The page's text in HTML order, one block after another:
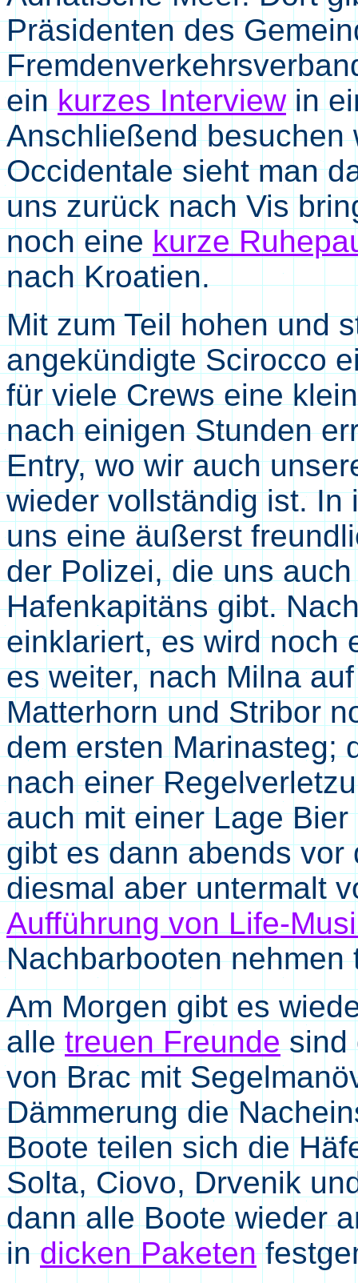
Präsidenten des
einkurzes Interviewin
Anschließend
Occidentale sieht man
uns zurück nach Vis
noch eine kurze
nach Kroatien.
Mit zum Teil hohen und
angekündigte Scirocco
für viele Crews eine
nach einigen Stunden
Entry, wo wir auch
wieder vollständig ist. In
uns eine äußerst
der Polizei, die uns
Hafenkapitäns gibt.
einklariert, es wird noch
es weiter, nach Milna
Matterhorn und Stribor
dem ersten Marinasteg;
nach einer
auch mit einer Lage
gibt es dann abends vor
diesmal aber untermalt
Aufführung von Life-
Nachbarbooten nehmen
Am Morgen gibt es
alletreuen Freundesind
von Brac mit
Dämmerung die
Boote teilen sich die
Solta, Ciovo, Drvenik
dann alle Boote wieder
indicken Paketen